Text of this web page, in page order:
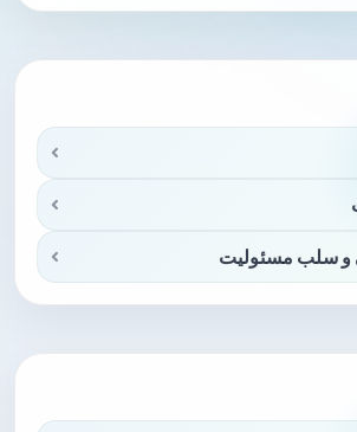
سلب مسئولیت